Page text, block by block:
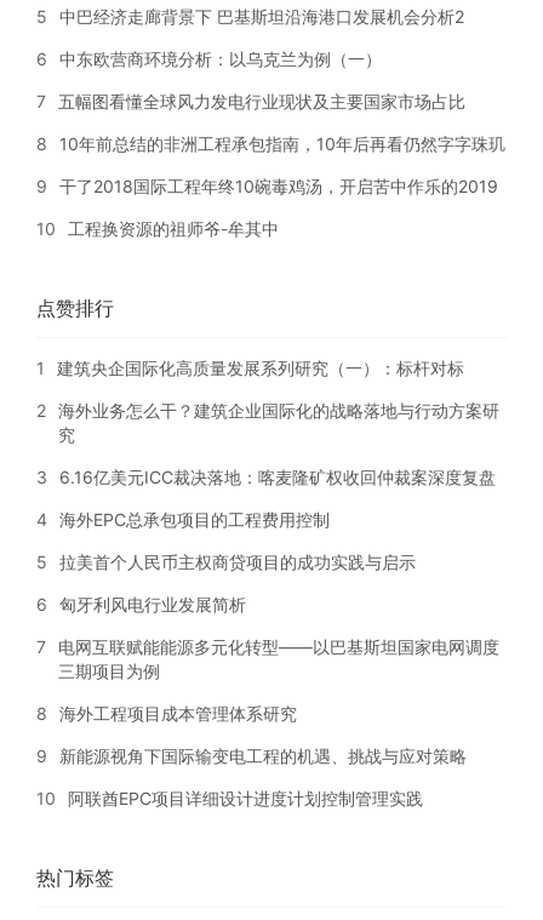
5 中巴经济走廊背景下 巴基斯坦沿海港口发展机会分析2
6 中东欧营商环境分析：以乌克兰为例（一）
7 五幅图看懂全球风力发电行业现状及主要国家市场占比
8 10年前总结的非洲工程承包指南，10年后再看仍然字字珠玑
9 干了2018国际工程年终10碗毒鸡汤，开启苦中作乐的2019
10 工程换资源的祖师爷-牟其中
点赞排行
1 建筑央企国际化高质量发展系列研究（一）：标杆对标
2 海外业务怎么干？建筑企业国际化的战略落地与行动方案研
究
3 6.16亿美元ICC裁决落地：喀麦隆矿权收回仲裁案深度复盘
4 海外EPC总承包项目的工程费用控制
5 拉美首个人民币主权商贷项目的成功实践与启示
6 匈牙利风电行业发展简析
7
电网互联赋能能源多元化转型——以巴基斯坦国家电网调度
三期项目为例
8 海外工程项目成本管理体系研究
9 新能源视角下国际输变电工程的机遇、挑战与应对策略
10 阿联酋EPC项目详细设计进度计划控制管理实践
热门标签